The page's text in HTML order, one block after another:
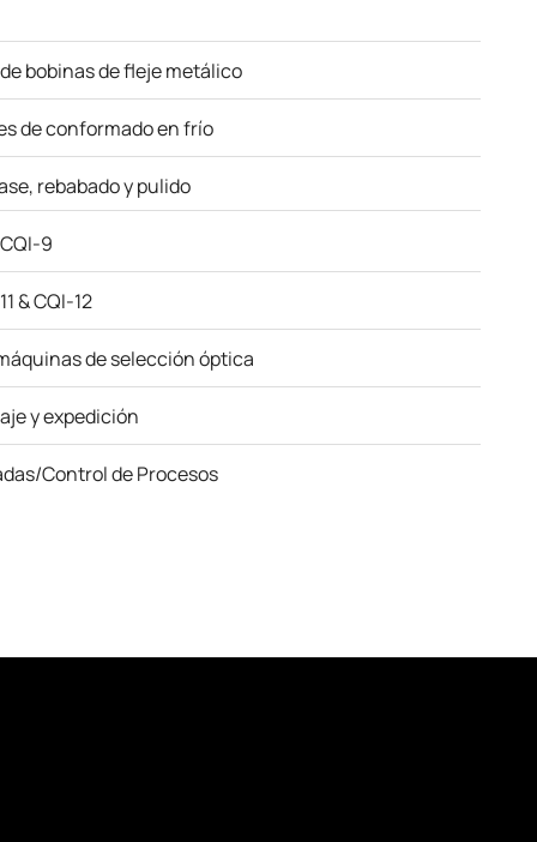
bobinas de fleje metálico
de conformado en frío
rebabado y pulido
9
& CQI-12
de selección óptica
y expedición
Control de Procesos